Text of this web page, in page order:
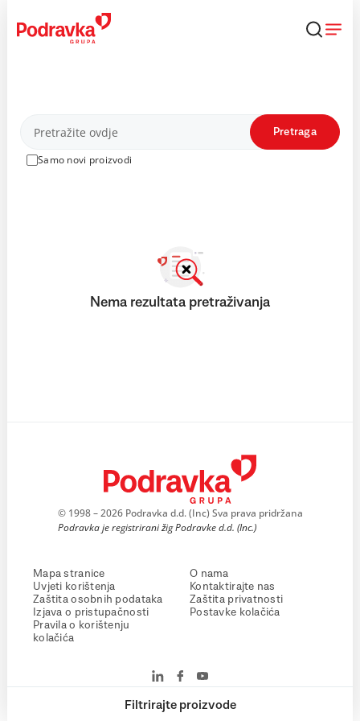
content
Proizvodi
Samo novi proizvodi
Pretraga
Filtrirajte proizvode
Nema rezultata pretraživanja
© 1998 – 2026 Podravka d.d. (Inc) Sva prava pridržana
Podravka je registrirani žig Podravke d.d. (Inc.)
Mapa stranice
Uvjeti korištenja
Zaštita osobnih podataka
Izjava o pristupačnosti
Pravila o korištenju
kolačića
O nama
Kontaktirajte nas
Zaštita privatnosti
Postavke kolačića